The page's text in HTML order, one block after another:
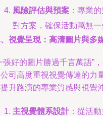
風險評估與預案 ：專業
對方案，確保活動萬無一
視覺呈現：高清圖片與多
張好的圖片勝過千言萬語”
司高度重視視覺傳達的力
升路演的專業質感與視覺
主視覺體系設計：從活